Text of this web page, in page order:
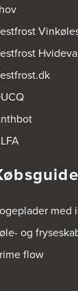
og
flow